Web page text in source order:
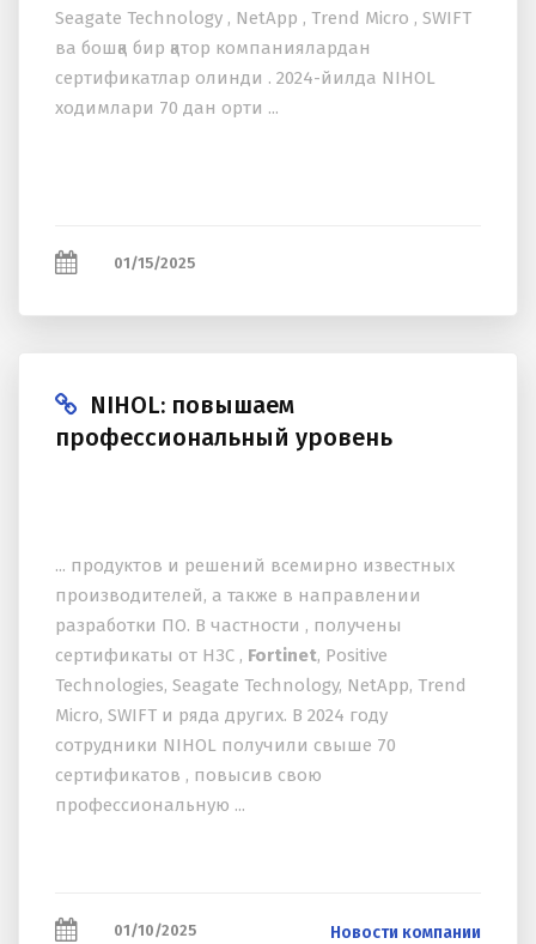
Seagate Technology , NetApp , Trend Micro , SWIFT
ва бошқа бир қатор компаниялардан
сертификатлар олинди . 2024-йилда NIHOL
xодимлари 70 дан орти ...
01/15/2025
NIHOL: повышаем
профессиональный уровень
... продуктов и решений всемирно известных
производителей, а также в направлении
разработки ПО. В частности , получены
сертификаты от НЗС , Fortinet, Positive
Technologies, Seagate Technology, NetApp, Trend
Micro, SWIFT и ряда других. В 2024 году
сотрудники NIHOL получили свыше 70
сертификатов , повысив свою
профессиональную ...
01/10/2025 Новости компании